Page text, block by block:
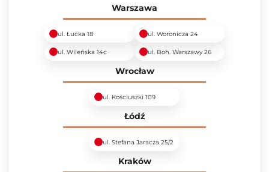
Warszawa
ul. Łucka 18 ul. Woronicza 24
ul. Wileńska 14c ul. Boh. Warszawy 26
Wrocław
ul. Kościuszki 109
Łódź
ul. Stefana Jaracza 25/2
Kraków